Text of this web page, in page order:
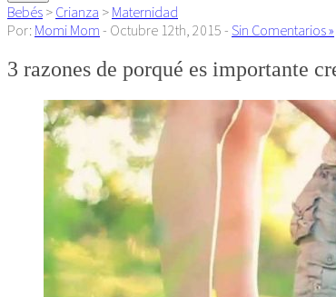
Bebés > Crianza > Maternidad
Por: Momi Mom - Octubre 12th, 2015 - Sin Comentarios »
3 razones de porqué es importante